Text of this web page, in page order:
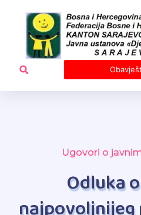
content
Ugovori o
Odluka